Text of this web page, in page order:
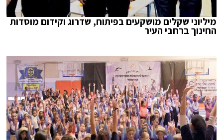
מיליוני שקלים מושקעים בפיתוח, שדרוג וקידום מוסדות
החינוך ברחבי העיר